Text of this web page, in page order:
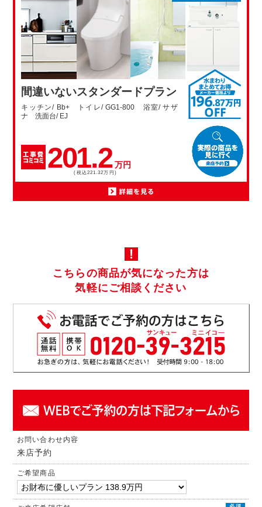
間違いないスタンダードプラン
キッチン/ Bb+ トイレ/ GG1-800 浴室/ サザ
ナ 洗面台/ EJ
201.2 万円
(税込221.32万円)
こちらの商品が気になった方は
気軽にご相談ください
お問い合わせ内容
来店予約
ご希望商品